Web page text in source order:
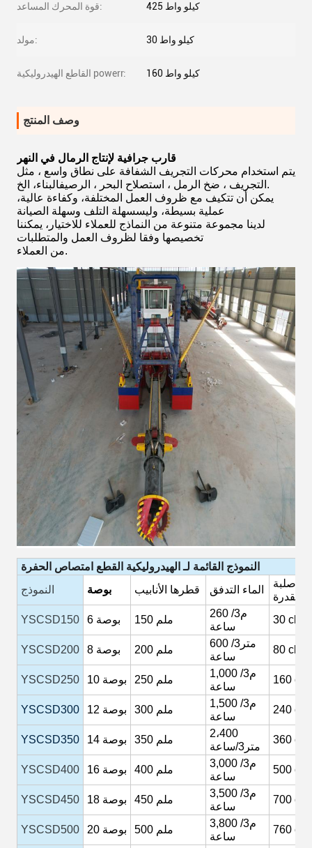
قوة المحرك المساعد: 425 كيلو واط
مولد: 30 كيلو واط
القاطع الهيدروليكية powerr: 160 كيلو واط
وصف المنتج
قارب جرافية لإنتاج الرمال في النهر
يتم استخدام محركات التجريف الشفافة على نطاق واسع ، مثل
التجريف ، ضخ الرمل ، استصلاح البحر ، الرصيف البناء، الخ.
يمكن أن تتكيف مع ظروف العمل المختلفة، وكفاءة عالية،
عملية بسيطة، وليسسهلة التلف وسهلة الصيانة
لدينا مجموعة متنوعة من النماذج للعملاء للاختيار، يمكننا
تخصيصها وفقا لظروف العمل والمتطلبات
من العملاء.
النموذج القائمة لـ الهيدروليكية القطع امتصاص الحفرة
النموذج
بوصة قطرها الأنابيب الماء التدفق
صلبة
القدرة
YSCSD150
6 بوصة 150 ملم
260 م3/
ساعة
30
YSCSD200 8 بوصة 200 ملم
600 متر3/
ساعة
80
YSCSD250 10 بوصة 250 ملم
1,000 م3/
ساعة
160
YSCSD300 12 بوصة 300 ملم
1,500 م3/
ساعة
240
YSCSD350 14 بوصة 350 ملم
2،400
متر3/ساعة
360
YSCSD400 16 بوصة 400 ملم
3,000 م3/
ساعة
500
YSCSD450 18 بوصة 450 ملم
3,500 م3/
ساعة
700
YSCSD500 20 بوصة 500 ملم
3,800 م3/
ساعة
760